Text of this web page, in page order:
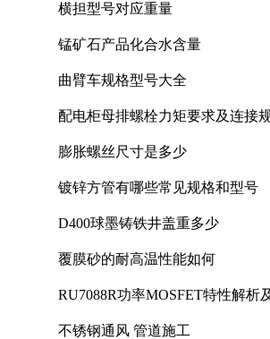
横担型号对应重量
锰矿石产品化合水含量
曲臂车规格型号大全
配电柜母排螺栓力矩要求及连接
膨胀螺丝尺寸是多少
镀锌方管有哪些常见规格和型号
D400球墨铸铁井盖重多少
覆膜砂的耐高温性能如何
RU7088R功率MOSFET特性解析
不锈钢通风 管道施工